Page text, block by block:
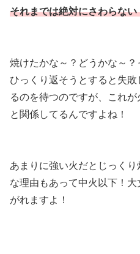
それまでは絶対にさわらない
焼けたかな～？どうかな～
ひっくり返そうとすると失
るのを待つのですが、これ
と関係してるんですよね！
あまりに強い火だとじっく
な理由もあって中火以下！
がれますよ！